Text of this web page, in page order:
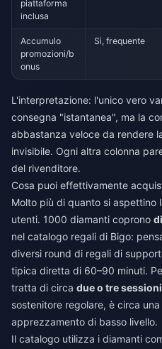
piattaforma
inclusa
Accumulo
promozioni/b
onus
Sì, frequente
L'interpretazione: l'unico vero
consegna "istantanea", ma la
abbastanza veloce da rendere
invisibile. Ogni altra colonna
del rivenditore.
Cosa puoi effettivamente
Molto più di quanto si aspettino
utenti. 1000 diamanti coprono
nel catalogo regali di Bigo:
diversi round di regali di
tipica diretta di 60–90 minuti.
tratta di circa due o tre
sostenitore regolare, è circa
apprezzamento di basso livello.
Il catalogo utilizza i diamanti